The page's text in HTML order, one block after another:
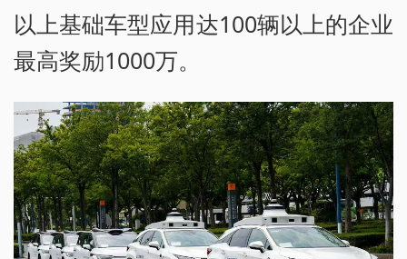
以上基础车型应用达100辆以上的企业
最高奖励1000万。